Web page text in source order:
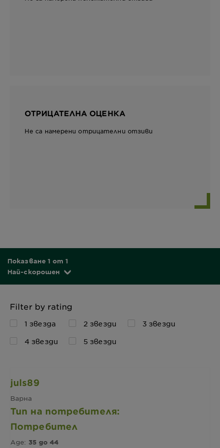
ОТРИЦАТЕЛНА ОЦЕНКА
Не са намерени отрицателни отзиви
Показване 1 от 1
Най-скорошен
Filter by rating
1 звезда 2 звезди
3 звезди
4 звезди
5 звезди
juls89
Варна
Тип на потребителя:
Потребител
Age: 35 до 44